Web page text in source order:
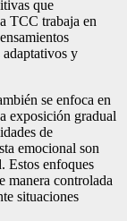
que
TCC trabaja en
y
se enfoca en
exposición gradual
de
emocional son
Estos enfoques
manera controlada
situaciones